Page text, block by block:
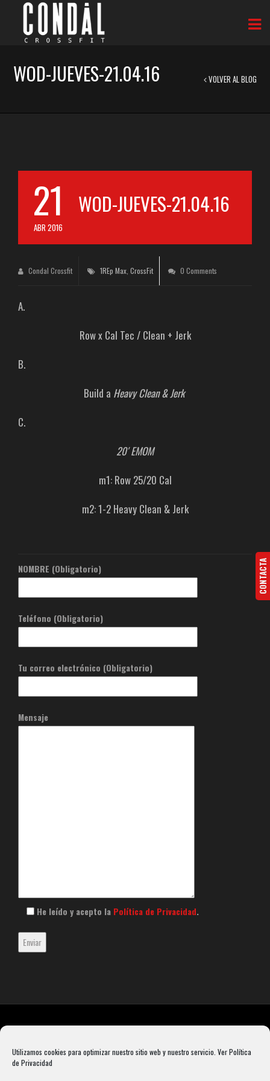
Utilizamos cookies para optimizar nuestro sitio web y nuestro servicio. Ver Política
de Privacidad
WOD-JUEVES-21.04.16 VOLVER AL BLOG
21
ABR 2016
WOD-JUEVES-21.04.16
Condal Crossfit 1REp Max CrossFit 0 Comments
A.
Row x Cal Tec / Clean + Jerk
B.
Build a Heavy Clean & Jerk
C.
20′ EMOM
m1: Row 25/20 Cal
m2: 1-2 Heavy Clean & Jerk
NOMBRE (Obligatorio)
Teléfono (Obligatorio)
Tu correo electrónico (Obligatorio)
Mensaje
He leído y acepto la Política de Privacidad.
CONTACTA